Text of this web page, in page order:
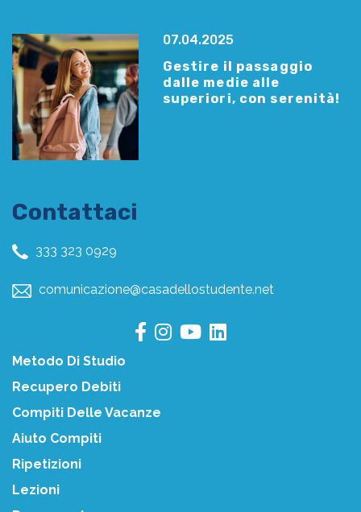
07.04.2025
Gestire il passaggio
dalle medie alle
superiori, con serenità!
Contattaci
333 323 0929
comunicazione@casadellostudente.net
Metodo Di Studio
Recupero Debiti
Compiti Delle Vacanze
Aiuto Compiti
Ripetizioni
Lezioni